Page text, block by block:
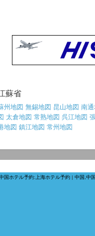
蘇省
州地図 無錫地図 昆山地図 南
太倉地図 常熟地図 呉江地図
地図 鎮江地図 常州地図
国ホテル予約: 上海ホテル予約 | 中国,中